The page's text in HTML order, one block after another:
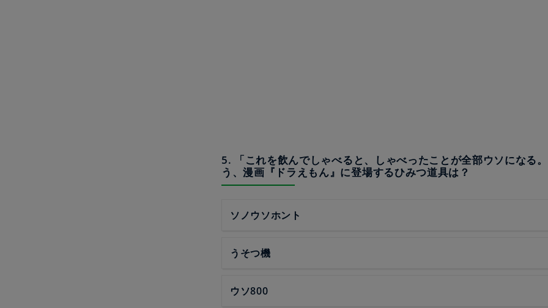
5. 「これを飲んでしゃべると、しゃべったことが全部ウソになる
う、漫画『ドラえもん』に登場するひみつ道具は？
ソノウソホント
うそつ機
ウソ800